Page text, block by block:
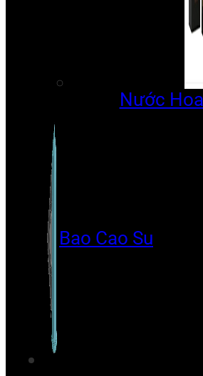
Nước
Bao Cao Su